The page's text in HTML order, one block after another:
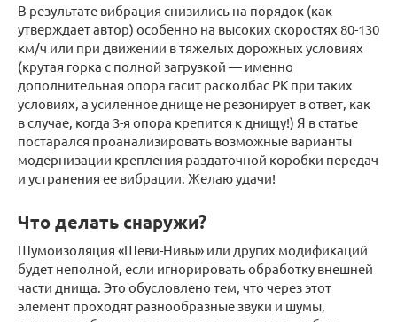
В результате вибрация снизились на порядок (как
утверждает автор) особенно на высоких скоростях 80-130
км/ч или при движении в тяжелых дорожных условиях
(крутая горка с полной загрузкой — именно
дополнительная опора гасит расколбас РК при таких
условиях, а усиленное днище не резонирует в ответ, как
в случае, когда 3-я опора крепится к днищу!) Я в статье
постарался проанализировать возможные варианты
модернизации крепления раздаточной коробки передач
и устранения ее вибрации. Желаю удачи!
Что делать снаружи?
Шумоизоляция «Шеви-Нивы» или других модификаций
будет неполной, если игнорировать обработку внешней
части днища. Это обусловлено тем, что через этот
элемент проходят разнообразные звуки и шумы,